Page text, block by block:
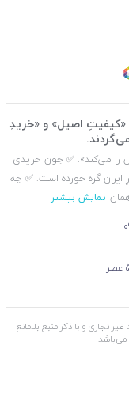
«کیفیتِ اصیل» و «خریدِ
را می‌کند». ✅ چون خریدی
ایران گره خورده است. ✅ چه
نمایش بیشتر
تجاری و با ذکر منبع بلامانع